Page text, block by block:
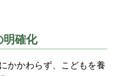
明確化
かかわらず、こどもを養